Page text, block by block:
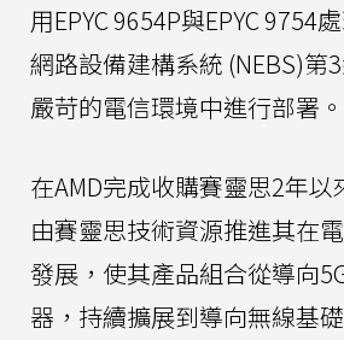
用EPYC 9654P與EPYC 9754
網路設備建構系統 (NEBS)第
嚴苛的電信環境中進行部署。
在AMD完成收購賽靈思2年以
由賽靈思技術資源推進其在
發展，使其產品組合從導向
器，持續擴展到導向無線基